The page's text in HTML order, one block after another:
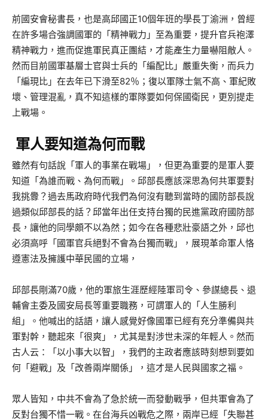
前國安會秘書長，也是高邱國正10個年班的學長丁渝洲，曾經
在許多場合強調國軍的「精神戰力」至為重要，提升官兵袍澤
精神戰力，進而促進軍民真正團結，才能產生力量嚇阻敵人。
然而目前國軍基層士官與士兵的「編配比」嚴重失衡，而兵力
「編現比」在去年已下滑至82％；復以軍隊士氣不高、軍紀敗
壞、管理混亂，真不知這樣的軍隊要如何保國衛民，更別提走
上戰場。
軍人要知道為何而戰
雖然有句話說「軍人的事業在戰場」，但更為重要的是軍人要
知道「為誰而戰、為何而戰」。邱部長應該深思為何共軍要對
我挑釁？過去馬政府時代我們為何沒有聽到當時的國防部長說
過類似邱部長的話？邱當年出任支持台獨的民進黨政府國防部
長，讓他的同學頗不以為然；如今在各種悲壯豪語之外，邱也
必須高呼「國軍官兵絕對不會為台獨而戰」，展現革命軍人恪
遵憲法及擁護中華民國的立場，
邱部長剛滿70歲，他的軍旅生涯歷經陸軍司令、參謀總長、退
輔會主委及國安局長等重要職務，可謂軍人的「人生勝利
組」。他喊出的話語，讓人感覺好像國軍已經有充分準備與共
軍對幹，聽起來「很爽」，尤其是對涉世未深的年輕人。然而
古人云：「以小事大以智」，我們的主政者應該時刻想到要如
何「避戰」及「改善兩岸關係」，這才是人民與國家之福。
眾人皆知，中共不會為了急於統一而發動戰爭，但共軍會為了
反對台獨不惜一戰。在台海兵凶戰危之際，兩岸已經「失聯甚